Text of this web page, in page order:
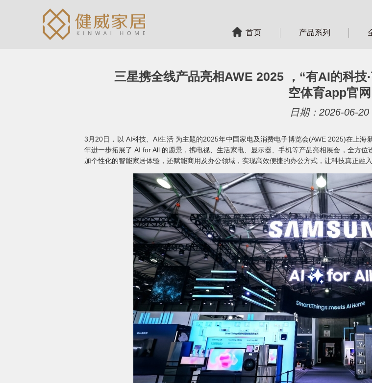
首页 产品系列
三星携全线产品亮相AWE 2025 ，“有AI的科技
空体育app官网
日期：2026-06-20
3月20日，以 AI科技、AI生活 为主题的2025年中国家电及消费电子博览会(AWE 2025)在上
年进一步拓展了 AI for All 的愿景，携电视、生活家电、显示器、手机等产品亮相展会，全方
加个性化的智能家居体验，还赋能商用及办公领域，实现高效便捷的办公方式，让科技真正融入